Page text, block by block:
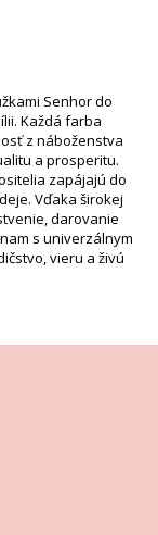
a
Lot Of 10
puzdra.
Senhor do
Každá farba
z náboženstva
a prosperitu.
zapájajú do
Vďaka širokej
darovanie
s univerzálnym
vieru a živú